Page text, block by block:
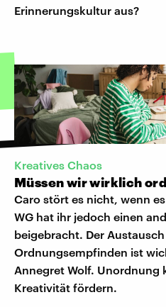
Erinnerungskultur aus?
Kreatives Chaos
Müssen wir wirklich
Caro stört es nicht, wenn
WG hat ihr jedoch einen
beigebracht. Der
Ordnungsempfinden ist
Annegret Wolf. Unordnung
Kreativität fördern.